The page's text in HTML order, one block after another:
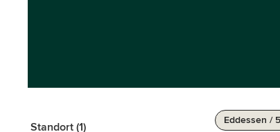
Standort (1)
Eddessen /